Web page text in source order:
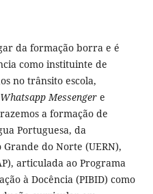
da formação borra e é
como instituinte de
no trânsito escola,
Whatsapp Messengere
a formação de
Portuguesa, da
do Norte (UERN),
articulada ao Programa
à Docência (PIBID) como